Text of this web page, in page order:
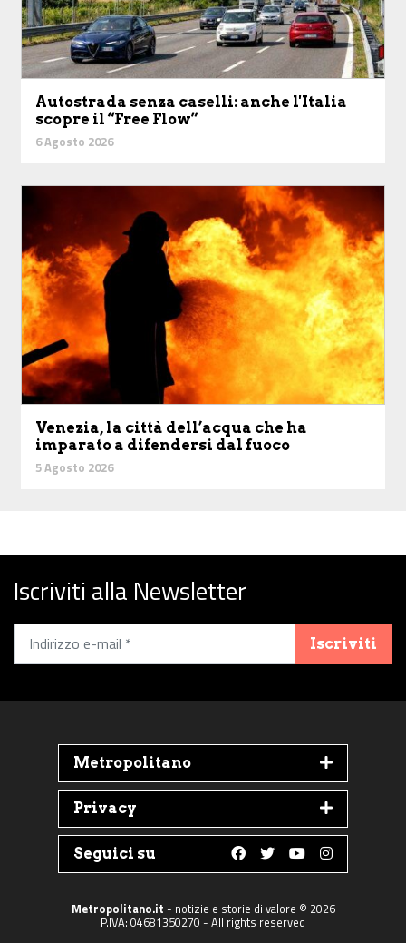
Autostrada senza caselli: anche l'Italia
scopre il “Free Flow”
6 Agosto 2026
Venezia, la città dell’acqua che ha
imparato a difendersi dal fuoco
5 Agosto 2026
Iscriviti alla Newsletter
Iscriviti
Metropolitano
Privacy
Seguici su
Follow us on
Follow us on
Follow us on
Follow us
Metropolitano.it - notizie e storie di valore © 2026
P.IVA: 04681350270 - All rights reserved